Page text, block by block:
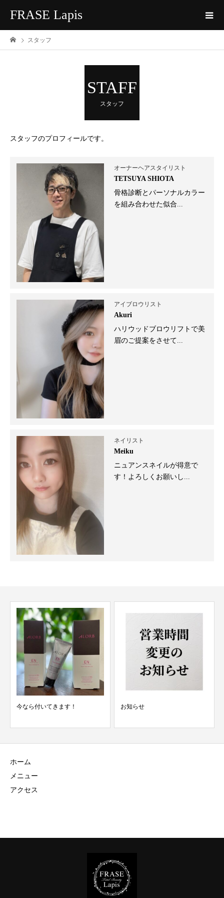
FRASE Lapis
スタッフ
STAFF
スタッフ
スタッフのプロフィールです。
オーナーヘアスタイリスト
TETSUYA SHIOTA
骨格診断とパーソナルカラー
を組み合わせた似合...
アイブロウリスト
Akuri
ハリウッドブロウリフトで美
眉のご提案をさせて...
ネイリスト
Meiku
ニュアンスネイルが得意で
す！よろしくお願いし...
今なら付いてきます！ お知らせ
ホーム
メニュー
アクセス